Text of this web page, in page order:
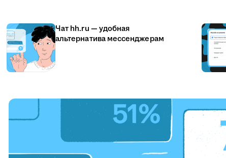
Чат hh.ru — удобная
альтернатива мессенджерам